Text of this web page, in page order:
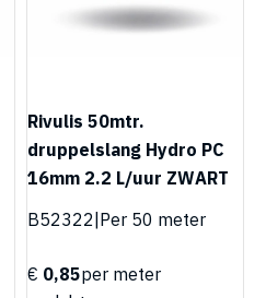
Rivulis 50mtr.
druppelslang Hydro PC
16mm 2.2 L/uur ZWART
B52322|Per 50 meter
€ 0,85per meter